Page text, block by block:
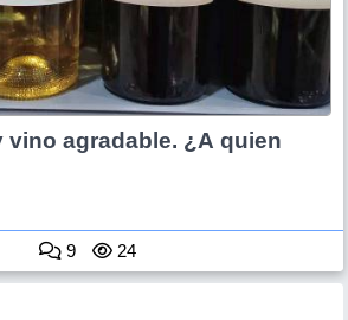
vino agradable. ¿A quien
9 24